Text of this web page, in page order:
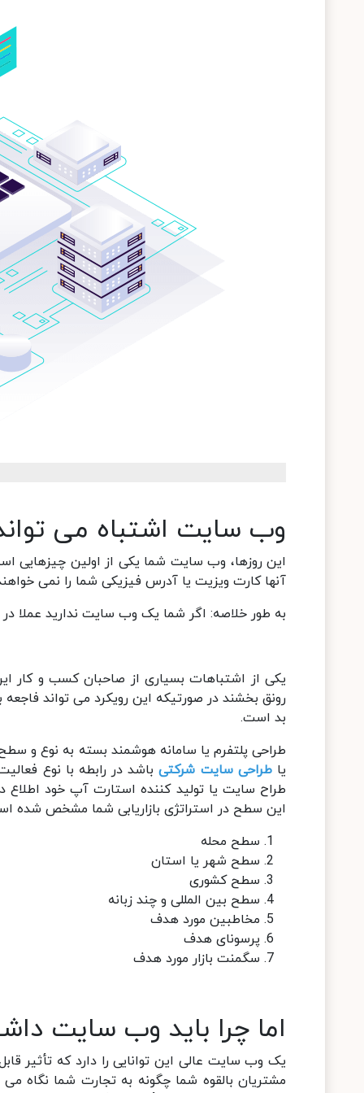
وب سایت اشتباه می
این روزها، وب سایت شما یکی از اولین چیزهایی
آنها کارت ویزیت یا آدرس فیزیکی شما را نمی
به طور خلاصه: اگر شما یک وب سایت ندارید عملا
یکی از اشتباهات بسیاری از صاحبان کسب و کار
رونق بخشند در صورتیکه این رویکرد می تواند
بد است.
طراحی پلتفرم یا سامانه هوشمند بسته به نوع و
یاطراحی سایت شرکتیباشد در رابطه با نوع
طراح سایت یا تولید کننده استارت آپ خود
این سطح در استراتژی بازاریابی شما مشخص شده
سطح محله
سطح شهر یا استان
سطح کشوری
سطح بین المللی و چند زبانه
مخاطبین مورد هدف
پرسونای هدف
سگمنت بازار مورد هدف
اما چرا باید وب سایت
یک وب سایت عالی این توانایی را دارد که تأثیر
مشتریان بالقوه شما چگونه به تجارت شما